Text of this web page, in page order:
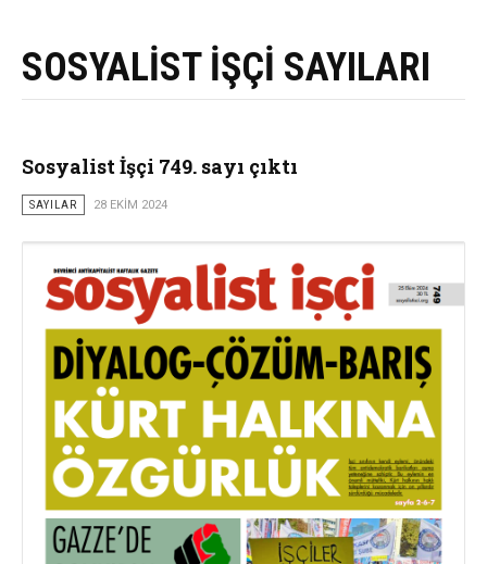
SOSYALİST İŞÇİ SAYILARI
Sosyalist İşçi 749. sayı çıktı
SAYILAR 28 EKIM 2024